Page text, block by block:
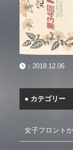
： 2018.12.06
カテゴリー
女子フロント